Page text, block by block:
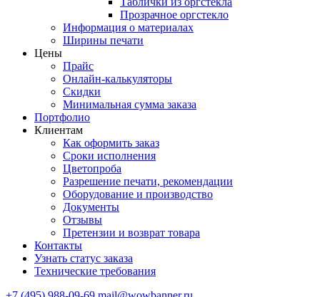
Прозрачное оргстекло
Информация о материалах
Ширины печати
Цены
Прайс
Онлайн-калькуляторы
Скидки
Минимальная сумма заказа
Портфолио
Клиентам
Как оформить заказ
Сроки исполнения
Цветопроба
Разрешение печати, рекомендации
Оборудование и производство
Документы
Отзывы
Претензии и возврат товара
Контакты
Узнать статус заказа
Технические требования